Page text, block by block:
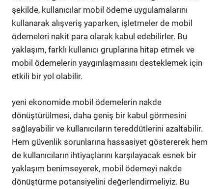
şekilde, kullanıcılar mobil ödeme uygulamalarını
kullanarak alışveriş yaparken, işletmeler de mobil
ödemeleri nakit para olarak kabul edebilirler. Bu
yaklaşım, farklı kullanıcı gruplarına hitap etmek ve
mobil ödemelerin yaygınlaşmasını desteklemek için
etkili bir yol olabilir.
yeni ekonomide mobil ödemelerin nakde
dönüştürülmesi, daha geniş bir kabul görmesini
sağlayabilir ve kullanıcıların tereddütlerini azaltabilir.
Hem güvenlik sorunlarına hassasiyet göstererek hem
de kullanıcıların ihtiyaçlarını karşılayacak esnek bir
yaklaşım benimseyerek, mobil ödemeyi nakde
dönüştürme potansiyelini değerlendirmeliyiz. Bu